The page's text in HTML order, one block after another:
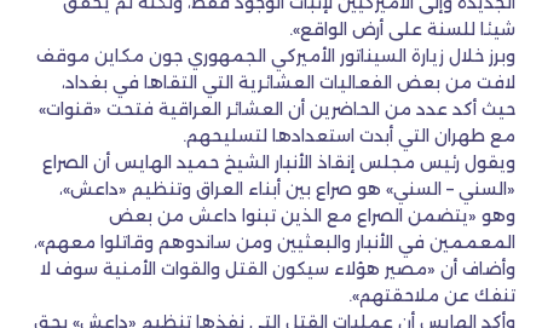
شيئا للسنة على أرض الواقع».
وبرز خلال زيارة السيناتور الأميركي الجمهوري جون مكاين موقف
لافت من بعض الفعاليات العشائرية التي التقاها في بغداد،
حيث أكد عدد من الحاضرين أن العشائر العراقية فتحت «قنوات»
مع طهران التي أبدت استعدادها لتسليحهم.
ويقول رئيس مجلس إنقاذ الأنبار الشيخ حميد الهايس أن الصراع
«السني – السني» هو صراع بين أبناء العراق وتنظيم «داعش»،
وهو «يتضمن الصراع مع الذين تبنوا داعش من بعض
المعممين في الأنبار والبعثيين ومن ساندوهم وقاتلوا معهم»،
وأضاف أن «مصير هؤلاء سيكون القتل والقوات الأمنية سوف لا
تنفك عن ملاحقتهم».
وأكد الهايس أن عمليات القتل التي نفذها تنظيم «داعش» بحق